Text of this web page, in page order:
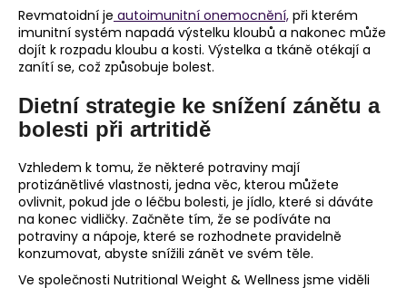
Revmatoidní je autoimunitní onemocnění, při kterém
imunitní systém napadá výstelku kloubů a nakonec může
dojít k rozpadu kloubu a kosti. Výstelka a tkáně otékají a
zanítí se, což způsobuje bolest.
Dietní strategie ke snížení zánětu a
bolesti při artritidě
Vzhledem k tomu, že některé potraviny mají
protizánětlivé vlastnosti, jedna věc, kterou můžete
ovlivnit, pokud jde o léčbu bolesti, je jídlo, které si dáváte
na konec vidličky. Začněte tím, že se podíváte na
potraviny a nápoje, které se rozhodnete pravidelně
konzumovat, abyste snížili zánět ve svém těle.
Ve společnosti Nutritional Weight & Wellness jsme viděli